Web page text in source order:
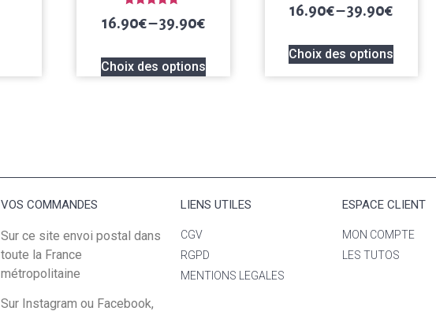
5.00
16.90€–39.90€
Choix des options
5.00
16.90€–39.90€
Choix des options
VOS COMMANDES
Sur ce site envoi postal dans
toute la France
métropolitaine
Sur Instagram ou Facebook,
LIENS UTILES
CGV
RGPD
MENTIONS LEGALES
ESPACE CLIENT
MON COMPTE
LES TUTOS